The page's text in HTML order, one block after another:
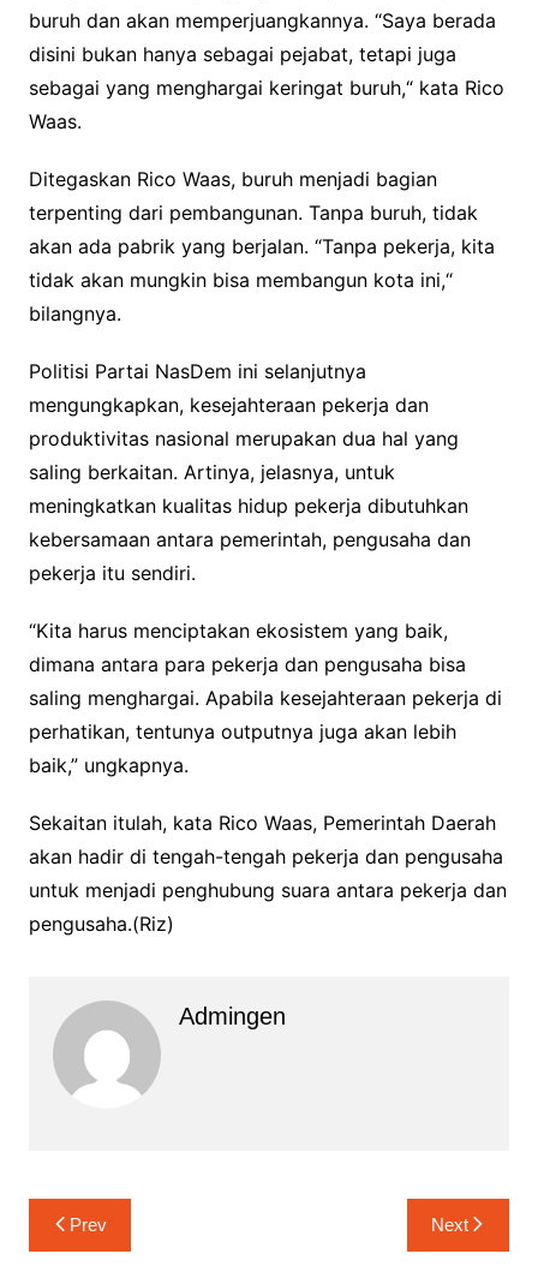
buruh dan akan memperjuangkannya. “Saya berada
disini bukan hanya sebagai pejabat, tetapi juga
sebagai yang menghargai keringat buruh,“ kata Rico
Waas.
Ditegaskan Rico Waas, buruh menjadi bagian
terpenting dari pembangunan. Tanpa buruh, tidak
akan ada pabrik yang berjalan. “Tanpa pekerja, kita
tidak akan mungkin bisa membangun kota ini,“
bilangnya.
Politisi Partai NasDem ini selanjutnya
mengungkapkan, kesejahteraan pekerja dan
produktivitas nasional merupakan dua hal yang
saling berkaitan. Artinya, jelasnya, untuk
meningkatkan kualitas hidup pekerja dibutuhkan
kebersamaan antara pemerintah, pengusaha dan
pekerja itu sendiri.
“Kita harus menciptakan ekosistem yang baik,
dimana antara para pekerja dan pengusaha bisa
saling menghargai. Apabila kesejahteraan pekerja di
perhatikan, tentunya outputnya juga akan lebih
baik,” ungkapnya.
Sekaitan itulah, kata Rico Waas, Pemerintah Daerah
akan hadir di tengah-tengah pekerja dan pengusaha
untuk menjadi penghubung suara antara pekerja dan
pengusaha.(Riz)
Admingen
Navigasi
pos
Prev Next